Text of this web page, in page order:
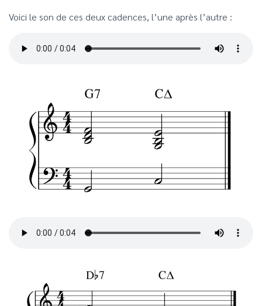
Voici le son de ces deux cadences, l’une après l’autre :